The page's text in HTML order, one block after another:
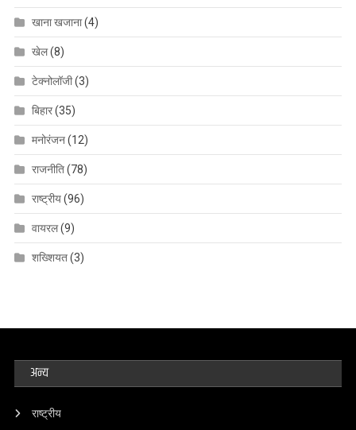
खाना खजाना(4)
खेल(8)
टेक्नोलॉजी(3)
बिहार(35)
मनोरंजन(12)
राजनीति(78)
राष्ट्रीय(96)
वायरल(9)
शख्शियत(3)
अन्य
राष्ट्रीय